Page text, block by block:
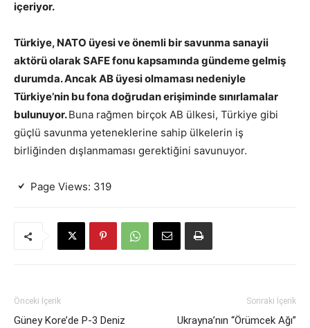
içeriyor.
Türkiye, NATO üyesi ve önemli bir savunma sanayii
aktörü olarak SAFE fonu kapsamında gündeme gelmiş
durumda. Ancak AB üyesi olmaması nedeniyle
Türkiye’nin bu fona doğrudan erişiminde sınırlamalar
bulunuyor.Buna rağmen birçok AB ülkesi, Türkiye gibi
güçlü savunma yeteneklerine sahip ülkelerin iş
birliğinden dışlanmaması gerektiğini savunuyor.
Page Views: 319
Önceki İçerik
Güney Kore’de P-3 Deniz
Sonraki İçerik
Ukrayna’nın “Örümcek Ağı”